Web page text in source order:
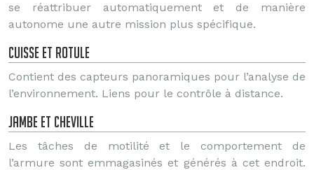
se réattribuer automatiquement et de manière
autonome une autre mission plus spécifique.
Cuisse et rotule
Contient des capteurs panoramiques pour l’analyse de
l’environnement. Liens pour le contrôle à distance.
Jambe et cheville
Les tâches de motilité et le comportement de
l’armure sont emmagasinés et générés à cet endroit.